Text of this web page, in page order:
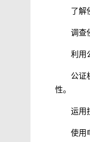
了解
调查
利用
公证
性。
运用
使用